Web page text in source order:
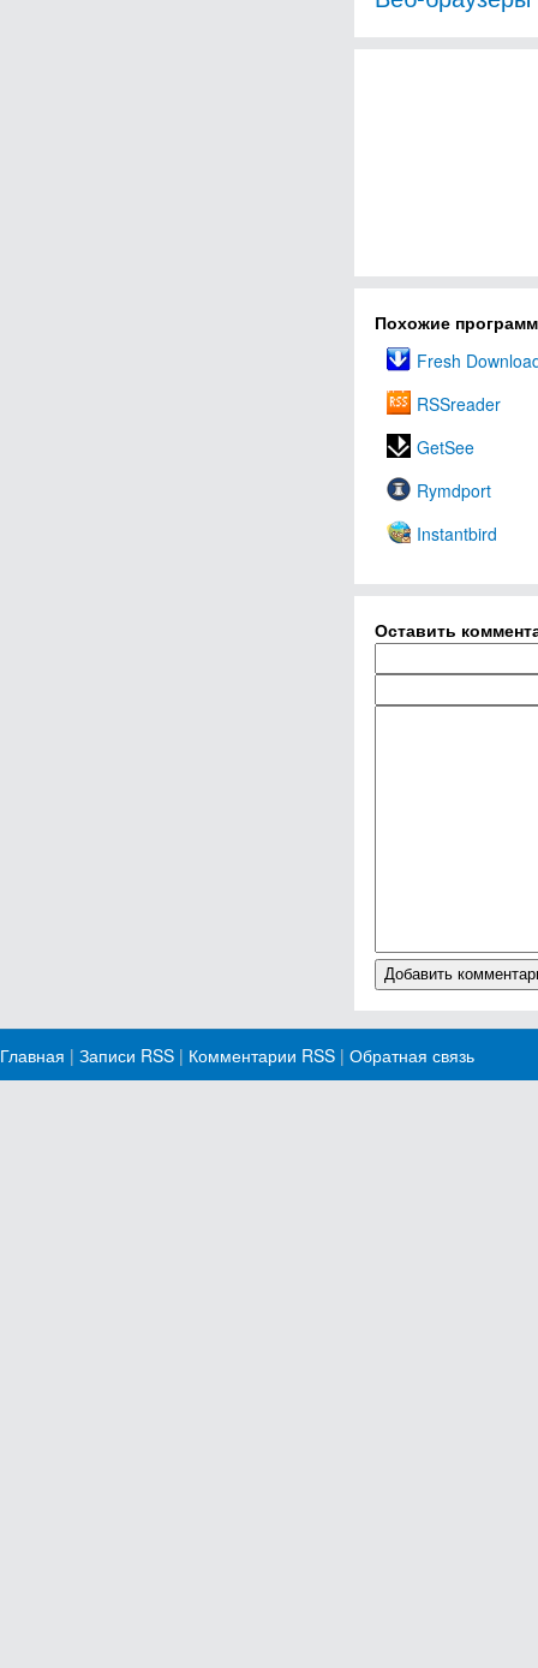
Похожие
Fresh
RSSreader
GetSee
Rymdport
Instantbird
Оставить
Главная | Записи RSS | Комментарии RSS | Обратная связь